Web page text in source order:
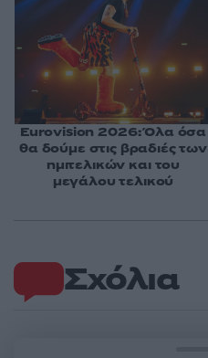
Eurovision 2026: Όλα όσα
θα δούμε στις βραδιές των
ημιτελικών και του
μεγάλου τελικού
Σχόλια